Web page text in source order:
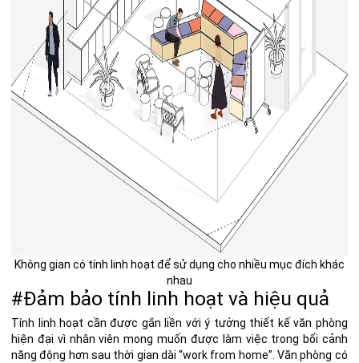
Không gian có tính linh hoạt để sử dụng cho nhiều mục đích khác
nhau
#Đảm bảo tính linh hoạt và hiệu quả
Tính linh hoạt cần được gắn liền vớiý tưởng thiết kế văn phòng
hiện đại vì nhân viên mong muốn được làm việc trong bối cảnh
năng động hơn sau thời gian dài “work from home”.Văn phòng có